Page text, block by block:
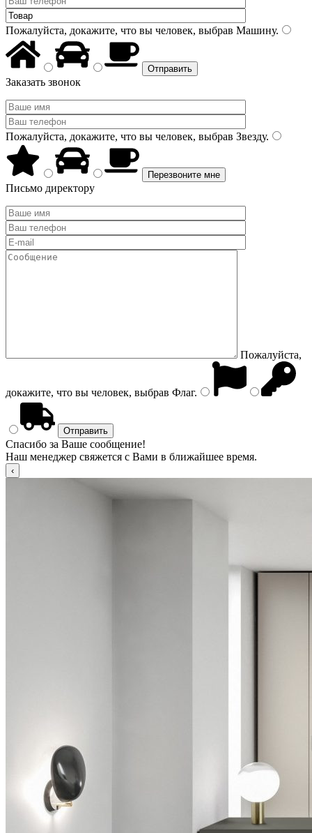
Пожалуйста, докажите, что вы человек, выбрав Машину.
Заказать звонок
Пожалуйста, докажите, что вы человек, выбрав Звезду.
Письмо директору
Пожалуйста,
докажите, что вы человек, выбрав Флаг.
Спасибо за Ваше сообщение!
Наш менеджер свяжется с Вами в ближайшее время.